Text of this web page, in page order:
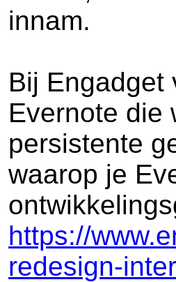
innam.
Bij Engadget
Evernote die
persistente
waarop je
https://
redesign-